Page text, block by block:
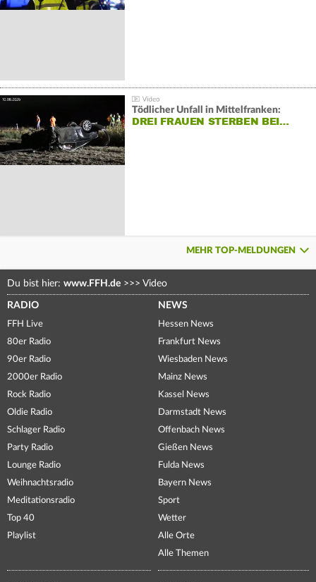
Tödlicher Unfall in Mittelfranken:
DREI FRAUEN STERBEN BEI…
MEHR TOP-MELDUNGEN
Du bist hier: www.FFH.de >>> Video
RADIO
FFH Live
80er Radio
90er Radio
2000er Radio
Rock Radio
Oldie Radio
Schlager Radio
Party Radio
Lounge Radio
Weihnachtsradio
Meditationsradio
Top 40
Playlist
NEWS
Hessen News
Frankfurt News
Wiesbaden News
Mainz News
Kassel News
Darmstadt News
Offenbach News
Gießen News
Fulda News
Bayern News
Sport
Wetter
Alle Orte
Alle Themen